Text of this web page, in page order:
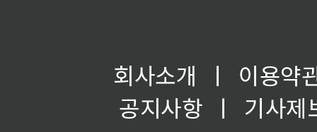
회사소개 ㅣ
이용약
공지사항
ㅣ
기사제